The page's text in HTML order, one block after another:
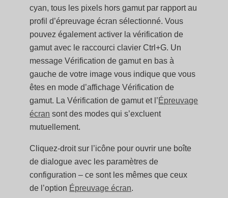
cyan, tous les pixels hors gamut par rapport au
profil d’épreuvage écran sélectionné. Vous
pouvez également activer la vérification de
gamut avec le raccourci clavier Ctrl+G. Un
message Vérification de gamut en bas à
gauche de votre image vous indique que vous
êtes en mode d’affichage Vérification de
gamut. La Vérification de gamut et l’Épreuvage
écran sont des modes qui s’excluent
mutuellement.
Cliquez-droit sur l’icône pour ouvrir une boîte
de dialogue avec les paramètres de
configuration – ce sont les mêmes que ceux
de l’option Épreuvage écran.